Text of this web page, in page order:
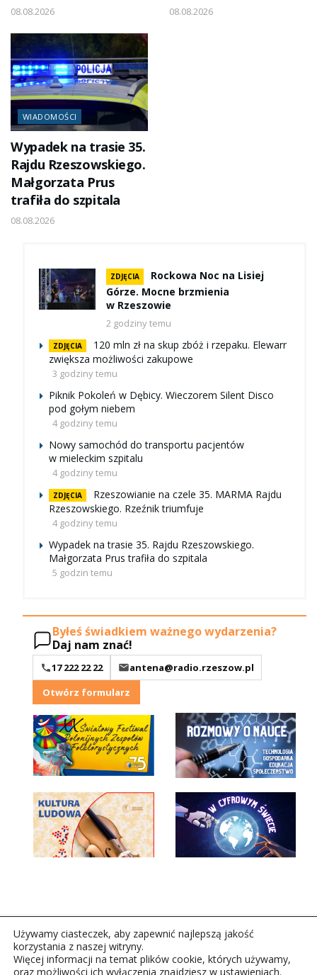
08.08.2026 08.08.2026
WIADOMOŚCI
Wypadek na trasie 35.
Rajdu Rzeszowskiego.
Małgorzata Prus
trafiła do szpitala
08.08.2026
ZDJĘCIA
Rockowa Noc na Lisiej
Górze. Mocne brzmienia
w Rzeszowie
2 godziny temu
ZDJĘCIA
120 mln zł na skup zbóż i rzepaku. Elewarr
zwiększa możliwości zakupowe
3 godziny temu
Piknik Pokoleń w Dębicy. Wieczorem Silent Disco
pod gołym niebem
4 godziny temu
Nowy samochód do transportu pacjentów
w mieleckim szpitalu
4 godziny temu
ZDJĘCIA
Rzeszowianie na czele 35. MARMA Rajdu
Rzeszowskiego. Rzeźnik triumfuje
4 godziny temu
Wypadek na trasie 35. Rajdu Rzeszowskiego.
Małgorzata Prus trafiła do szpitala
5 godzin temu
Byłeś świadkiem ważnego wydarzenia?
Daj nam znać!
17 222 22 22
antena@radio.rzeszow.pl
Otwórz formularz
Używamy ciasteczek, aby zapewnić najlepszą jakość
korzystania z naszej witryny.
Więcej informacji na temat plików cookie, których używamy,
oraz możliwości ich wyłączenia znajdziesz w ustawieniach.